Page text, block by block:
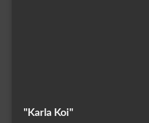
"Karla Koi"